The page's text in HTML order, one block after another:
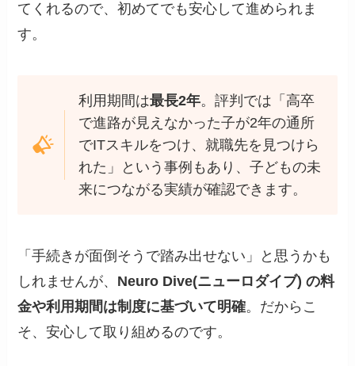
てくれるので、初めてでも安心して進められま
す。
利用期間は最長2年。評判では「高卒
で進路が見えなかった子が2年の通所
でITスキルをつけ、就職先を見つけら
れた」という事例もあり、子どもの未
来につながる実績が確認できます。
「手続きが面倒そうで踏み出せない」と思うかも
しれませんが、 Neuro Dive(ニューロダイブ) の料
金や利用期間は制度に基づいて明確。だからこ
そ、安心して取り組めるのです。